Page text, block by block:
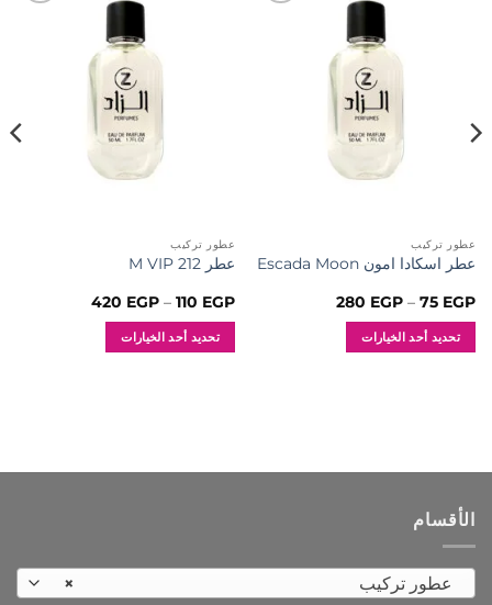
عطور تركيب
عطر اسكادا امون Escada Moon
75 EGP
–
280 EGP
نطاق
تحديد أحد الخيارات
لهذا
يمكن
اختيار
الخيارات
على
عطور تركيب
عطر M VIP 212
110 EGP
–
420 EGP
نطاق
تحديد أحد الخيارات
لهذا
الخيارات
الأقسام
× عطور تركيب